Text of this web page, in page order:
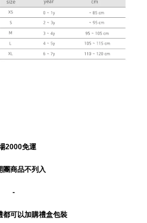
2000免運
團商品不列入
-
都可以加購禮盒包裝